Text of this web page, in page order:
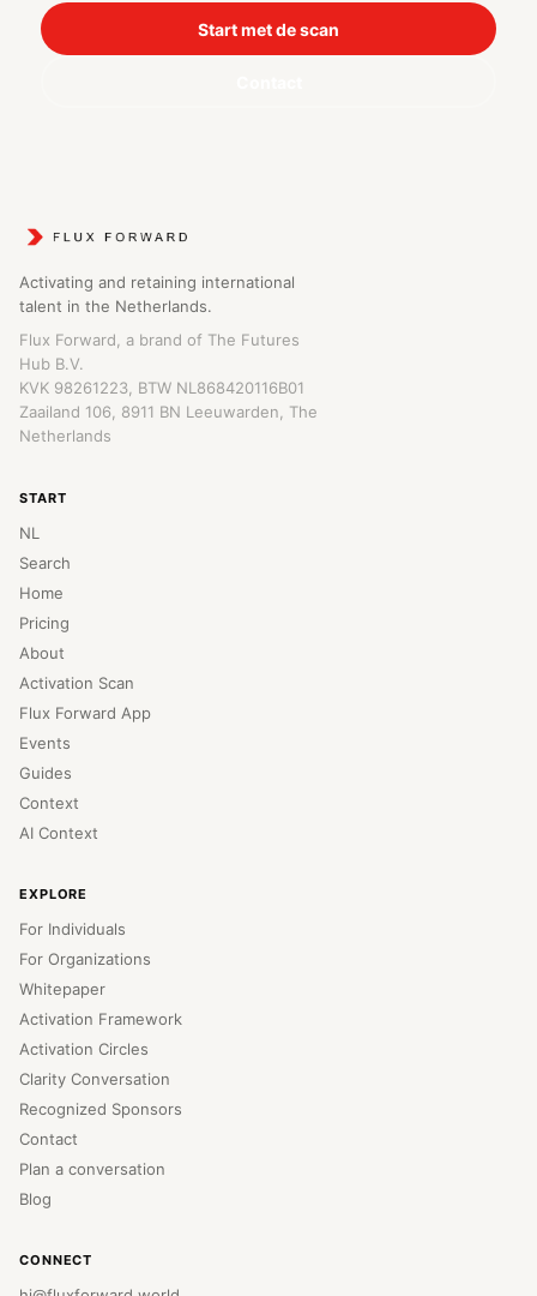
Start met de scan
Activating and retaining international
talent in the Netherlands.
Flux Forward, a brand of The Futures
Hub B.V.
KVK 98261223, BTW NL868420116B01
Zaailand 106, 8911 BN Leeuwarden, The
Netherlands
START
NL
Search
Home
Pricing
About
Activation Scan
Flux Forward App
Events
Guides
Context
AI Context
EXPLORE
For Individuals
For Organizations
Whitepaper
Activation Framework
Activation Circles
Clarity Conversation
Recognized Sponsors
Contact
Plan a conversation
Blog
CONNECT